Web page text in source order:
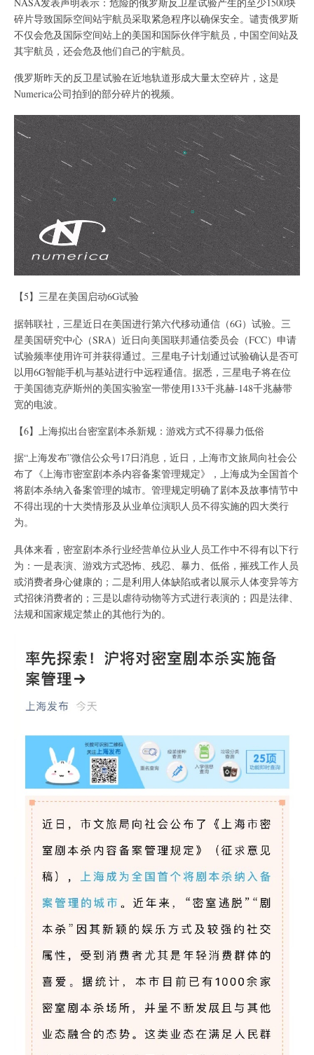
碎片导致国际空间站宇航员采取紧急程序以确保安全。谴责俄罗斯
不仅会危及国际空间站上的美国和国际伙伴宇航员，中国空间站及
其宇航员，还会危及他们自己的宇航员。
俄罗斯昨天的反卫星试验在近地轨道形成大量太空碎片，这是
Numerica公司拍到的部分碎片的视频。
【5】三星在美国启动6G试验
据韩联社，三星近日在美国进行第六代移动通信（6G）试验。三
星美国研究中心（SRA）近日向美国联邦通信委员会（FCC）申请
试验频率使用许可并获得通过。三星电子计划通过试验确认是否可
以用6G智能手机与基站进行中远程通信。据悉，三星电子将在位
于美国德克萨斯州的美国实验室一带使用133千兆赫-148千兆赫带
宽的电波。
【6】上海拟出台密室剧本杀新规：游戏方式不得暴力低俗
据“上海发布”微信公众号17日消息，近日，上海市文旅局向社会公
布了《上海市密室剧本杀内容备案管理规定》，上海成为全国首个
将剧本杀纳入备案管理的城市。管理规定明确了剧本及故事情节中
不得出现的十大类情形及从业单位演职人员不得实施的四大类行
为。
具体来看，密室剧本杀行业经营单位从业人员工作中不得有以下行
为：一是表演、游戏方式恐怖、残忍、暴力、低俗，摧残工作人员
或消费者身心健康的；二是利用人体缺陷或者以展示人体变异等方
式招徕消费者的；三是以虐待动物等方式进行表演的；四是法律、
法规和国家规定禁止的其他行为的。